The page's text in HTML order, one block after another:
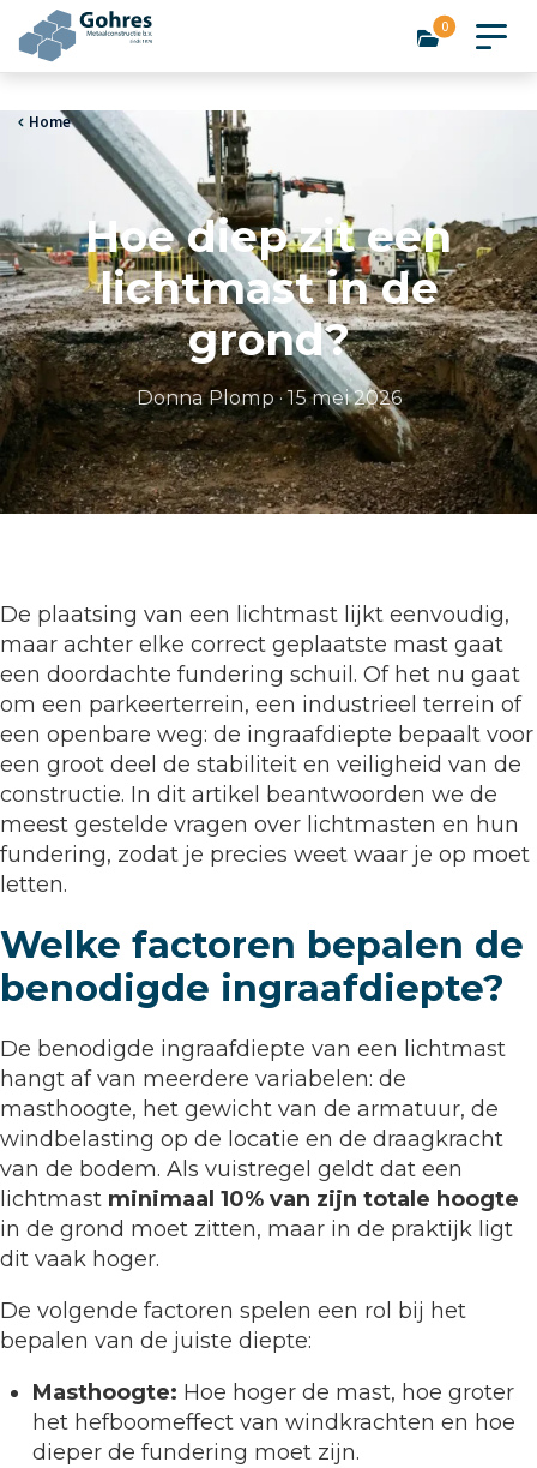
0
Home
Hoe diep zit een
lichtmast in de
grond?
Donna Plomp ·15 mei 2026
De plaatsing van een lichtmast lijkt eenvoudig,
maar achter elke correct geplaatste mast gaat
een doordachte fundering schuil. Of het nu gaat
om een parkeerterrein, een industrieel terrein of
een openbare weg: de ingraafdiepte bepaalt voor
een groot deel de stabiliteit en veiligheid van de
constructie. In dit artikel beantwoorden we de
meest gestelde vragen over lichtmasten en hun
fundering, zodat je precies weet waar je op moet
letten.
Welke factoren bepalen de
benodigde ingraafdiepte?
De benodigde ingraafdiepte van een lichtmast
hangt af van meerdere variabelen: de
masthoogte, het gewicht van de armatuur, de
windbelasting op de locatie en de draagkracht
van de bodem. Als vuistregel geldt dat een
lichtmast minimaal 10% van zijn totale hoogte
in de grond moet zitten, maar in de praktijk ligt
dit vaak hoger.
De volgende factoren spelen een rol bij het
bepalen van de juiste diepte:
Masthoogte: Hoe hoger de mast, hoe groter
het hefboomeffect van windkrachten en hoe
dieper de fundering moet zijn.